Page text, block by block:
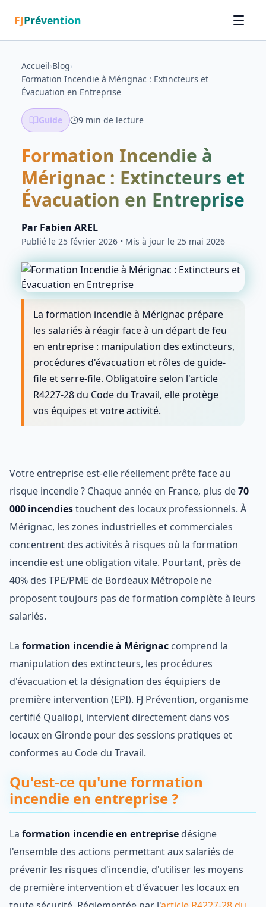
FJPrévention
Accueil›Blog›
Formation Incendie à Mérignac : Extincteurs et
Évacuation en Entreprise
Guide 9 min de lecture
Formation Incendie à
Mérignac : Extincteurs et
Évacuation en Entreprise
Par Fabien AREL
Publié le 25 février 2026 • Mis à jour le 25 mai 2026
La formation incendie à Mérignac prépare
les salariés à réagir face à un départ de feu
en entreprise : manipulation des extincteurs,
procédures d'évacuation et rôles de guide-
file et serre-file. Obligatoire selon l'article
R4227-28 du Code du Travail, elle protège
vos équipes et votre activité.
Votre entreprise est-elle réellement prête face au
risque incendie ? Chaque année en France, plus de70
000 incendiestouchent des locaux professionnels. À
Mérignac, les zones industrielles et commerciales
concentrent des activités à risques où la formation
incendie est une obligation vitale. Pourtant, près de
40% des TPE/PME de Bordeaux Métropole ne
proposent toujours pas de formation complète à leurs
salariés.
La formation incendie à Mérignac comprend la
manipulation des extincteurs, les procédures
d'évacuation et la désignation des équipiers de
première intervention (EPI). FJ Prévention, organisme
certifié Qualiopi, intervient directement dans vos
locaux en Gironde pour des sessions pratiques et
conformes au Code du Travail.
Qu'est-ce qu'une formation
incendie en entreprise ?
La formation incendie en entreprise désigne
l'ensemble des actions permettant aux salariés de
prévenir les risques d'incendie, d'utiliser les moyens
de première intervention et d'évacuer les locaux en